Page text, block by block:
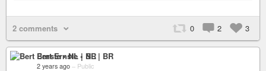
2 comments 0 2 3
Bert Ernste • NL | BR
2 years ago – Public